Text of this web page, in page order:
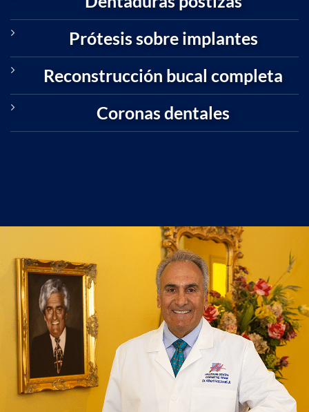
Prótesis sobre implantes
Reconstrucción bucal completa
Coronas dentales